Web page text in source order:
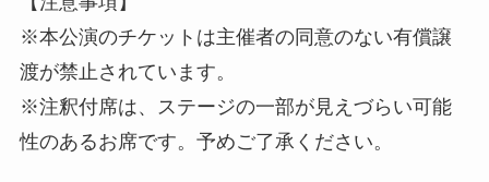
※本公演のチケットは主催者の同意のない有償譲
渡が禁止されています。
※注釈付席は、ステージの一部が見えづらい可能
性のあるお席です。予めご了承ください。